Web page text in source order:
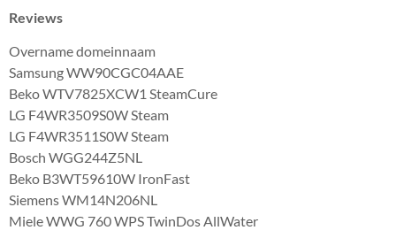
Reviews
Overname domeinnaam
Samsung WW90CGC04AAE
Beko WTV7825XCW1 SteamCure
LG F4WR3509S0W Steam
LG F4WR3511S0W Steam
Bosch WGG244Z5NL
Beko B3WT59610W IronFast
Siemens WM14N206NL
Miele WWG 760 WPS TwinDos AllWater